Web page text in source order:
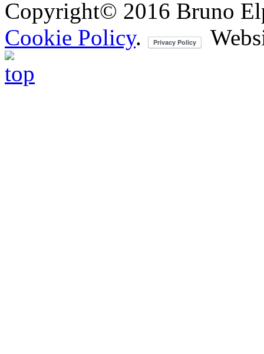
Copyright© 2016 Bruno
Cookie Policy.